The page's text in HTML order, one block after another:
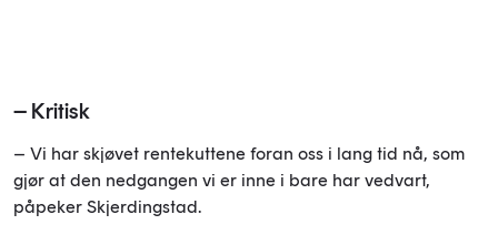
– Kritisk
– Vi har skjøvet rentekuttene foran oss i lang tid nå, som
gjør at den nedgangen vi er inne i bare har vedvart,
påpeker Skjerdingstad.